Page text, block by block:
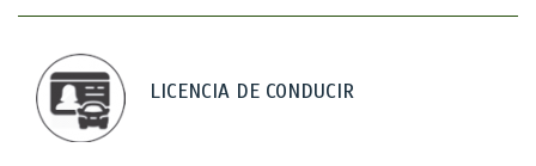
LICENCIA DE CONDUCIR